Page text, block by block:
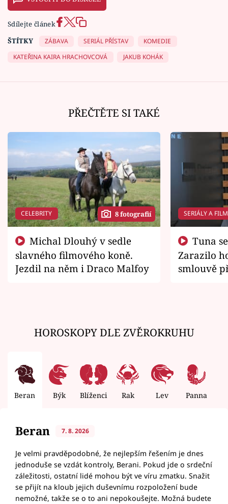
Sdílejte článek
ŠTÍTKY
ZÁBAVA SERIÁL PŘÍSTAV
KOMEDIE
KATEŘINA KAIRA HRACHOVCOVÁ
JAKUB KOHÁK
PŘEČTĚTE SI TAKÉ
CELEBRITY 8 fotografií
slavného filmového koně.
Jezdil na něm i Draco Malfoy
SERIÁLY A
Zarazilo
smlouvě
HOROSKOPY DLE ZVĚROKRUHU
Beran Býk Blíženci Rak Lev Panna
Beran 7. 8. 2026
Je velmi pravděpodobné, že nejlepším řešením je dnes
jednoduše se vzdát kontroly, Berani. Pokud jde o srdeční
záležitosti, ostatní lidé mohou být ve víru zmatku. Snažit
se přijít na kloub jejich duševnímu rozpoložení bude
nemožné, takže se o to ani nepokoušejte. Možná budete